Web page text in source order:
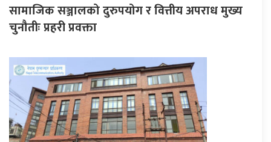
सामाजिक सञ्जालको दुरुपयोग र वित्तीय अपराध मुख्य
चुनौतीः प्रहरी प्रवक्ता